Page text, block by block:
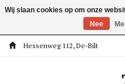
Hessenweg 112, De-Bilt
Wij slaan cookies op om onze
Nee